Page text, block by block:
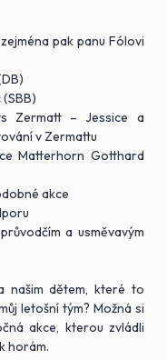
pak panu Fólovi
Zermatt – Jessice a
v Zermattu
Matterhorn Gotthard
akce
a usměvavým
našim dětem, které to
letošní tým? Možná si
akce, kterou zvládli
horám.